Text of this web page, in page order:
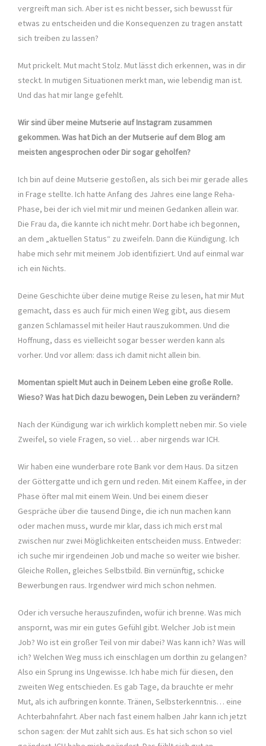
vergreift man sich. Aber ist es nicht besser, sich bewusst für
etwas zu entscheiden und die Konsequenzen zu tragen anstatt
sich treiben zu lassen?
Mut prickelt. Mut macht Stolz. Mut lässt dich erkennen, was in dir
steckt. In mutigen Situationen merkt man, wie lebendig man ist.
Und das hat mir lange gefehlt.
Wir sind über meine Mutserie auf Instagram zusammen
gekommen. Was hat Dich an der Mutserie auf dem Blog am
meisten angesprochen oder Dir sogar geholfen?
Ich bin auf deine Mutserie gestoßen, als sich bei mir gerade alles
in Frage stellte. Ich hatte Anfang des Jahres eine lange Reha-
Phase, bei der ich viel mit mir und meinen Gedanken allein war.
Die Frau da, die kannte ich nicht mehr. Dort habe ich begonnen,
an dem „aktuellen Status“ zu zweifeln. Dann die Kündigung. Ich
habe mich sehr mit meinem Job identifiziert. Und auf einmal war
ich ein Nichts.
Deine Geschichte über deine mutige Reise zu lesen, hat mir Mut
gemacht, dass es auch für mich einen Weg gibt, aus diesem
ganzen Schlamassel mit heiler Haut rauszukommen. Und die
Hoffnung, dass es vielleicht sogar besser werden kann als
vorher. Und vor allem: dass ich damit nicht allein bin.
Momentan spielt Mut auch in Deinem Leben eine große Rolle.
Wieso? Was hat Dich dazu bewogen, Dein Leben zu verändern?
Nach der Kündigung war ich wirklich komplett neben mir. So viele
Zweifel, so viele Fragen, so viel… aber nirgends war ICH.
Wir haben eine wunderbare rote Bank vor dem Haus. Da sitzen
der Göttergatte und ich gern und reden. Mit einem Kaffee, in der
Phase öfter mal mit einem Wein. Und bei einem dieser
Gespräche über die tausend Dinge, die ich nun machen kann
oder machen muss, wurde mir klar, dass ich mich erst mal
zwischen nur zwei Möglichkeiten entscheiden muss. Entweder:
ich suche mir irgendeinen Job und mache so weiter wie bisher.
Gleiche Rollen, gleiches Selbstbild. Bin vernünftig, schicke
Bewerbungen raus. Irgendwer wird mich schon nehmen.
Oder ich versuche herauszufinden, wofür ich brenne. Was mich
anspornt, was mir ein gutes Gefühl gibt. Welcher Job ist mein
Job? Wo ist ein großer Teil von mir dabei? Was kann ich? Was will
ich? Welchen Weg muss ich einschlagen um dorthin zu gelangen?
Also ein Sprung ins Ungewisse. Ich habe mich für diesen, den
zweiten Weg entschieden. Es gab Tage, da brauchte er mehr
Mut, als ich aufbringen konnte. Tränen, Selbsterkenntnis… eine
Achterbahnfahrt. Aber nach fast einem halben Jahr kann ich jetzt
schon sagen: der Mut zahlt sich aus. Es hat sich schon so viel